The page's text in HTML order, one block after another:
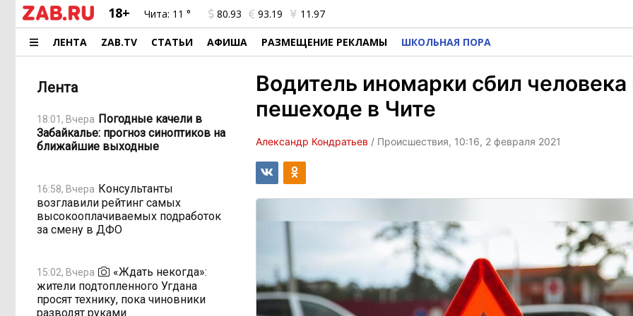
18+ Чита: 11 ° 80.93 93.19 11.97
ЛЕНТА ZAB.TV СТАТЬИ АФИША РАЗМЕЩЕНИЕ РЕКЛАМЫ ШКОЛЬНАЯ ПОРА
Лента
18:01, Вчера Погодные качели в
Забайкалье: прогноз синоптиков на
ближайшие выходные
16:58, Вчера Консультанты
возглавили рейтинг самых
высокооплачиваемых подработок
за смену в ДФО
15:02, Вчера
«Ждать некогда»:
жители подтопленного Угдана
просят технику, пока чиновники
разводят руками
Водитель иномарки сбил человека
пешеходе в Чите
Александр Кондратьев / Происшествия, 10:16, 2 февраля 2021